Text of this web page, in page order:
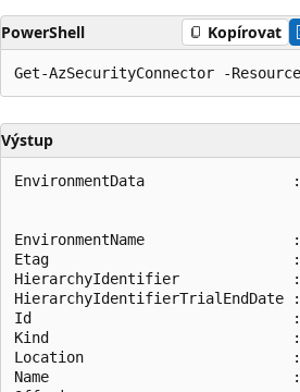
PowerShell Kopírovat
Výstup
EnvironmentData
EnvironmentName                 :
Etag                            :
HierarchyIdentifier             :
HierarchyIdentifierTrialEndDate :
Id                              : /
Kind                            :
Location                        :
Name                            :